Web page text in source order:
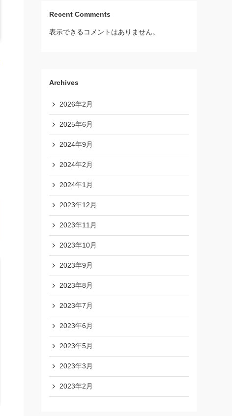
Recent Comments
表示できるコメントはありません。
Archives
2026年2月
2025年6月
2024年9月
2024年2月
2024年1月
2023年12月
2023年11月
2023年10月
2023年9月
2023年8月
2023年7月
2023年6月
2023年5月
2023年3月
2023年2月